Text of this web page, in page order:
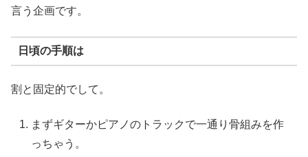
言う企画です。
日頃の手順は
割と固定的でして。
まずギターかピアノのトラックで一通り骨組みを作
っちゃう。